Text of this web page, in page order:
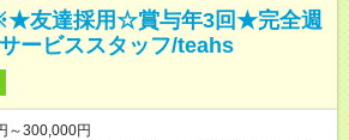
友達採用☆賞与年3回★完全週
ービススタッフ/teahs
～300,000円